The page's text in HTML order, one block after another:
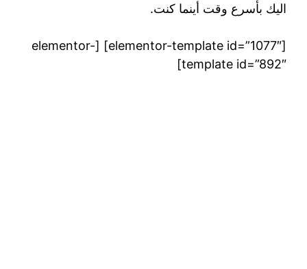
اليك بأسرع وقت أينما كنت.
[elementor-template id=”1077″] [elementor-
template id=”892″]